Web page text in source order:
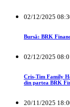
02/12/2025
Bursă: BRK
02/12/2025
Cris-Tim Family
din partea BRK
20/11/2025